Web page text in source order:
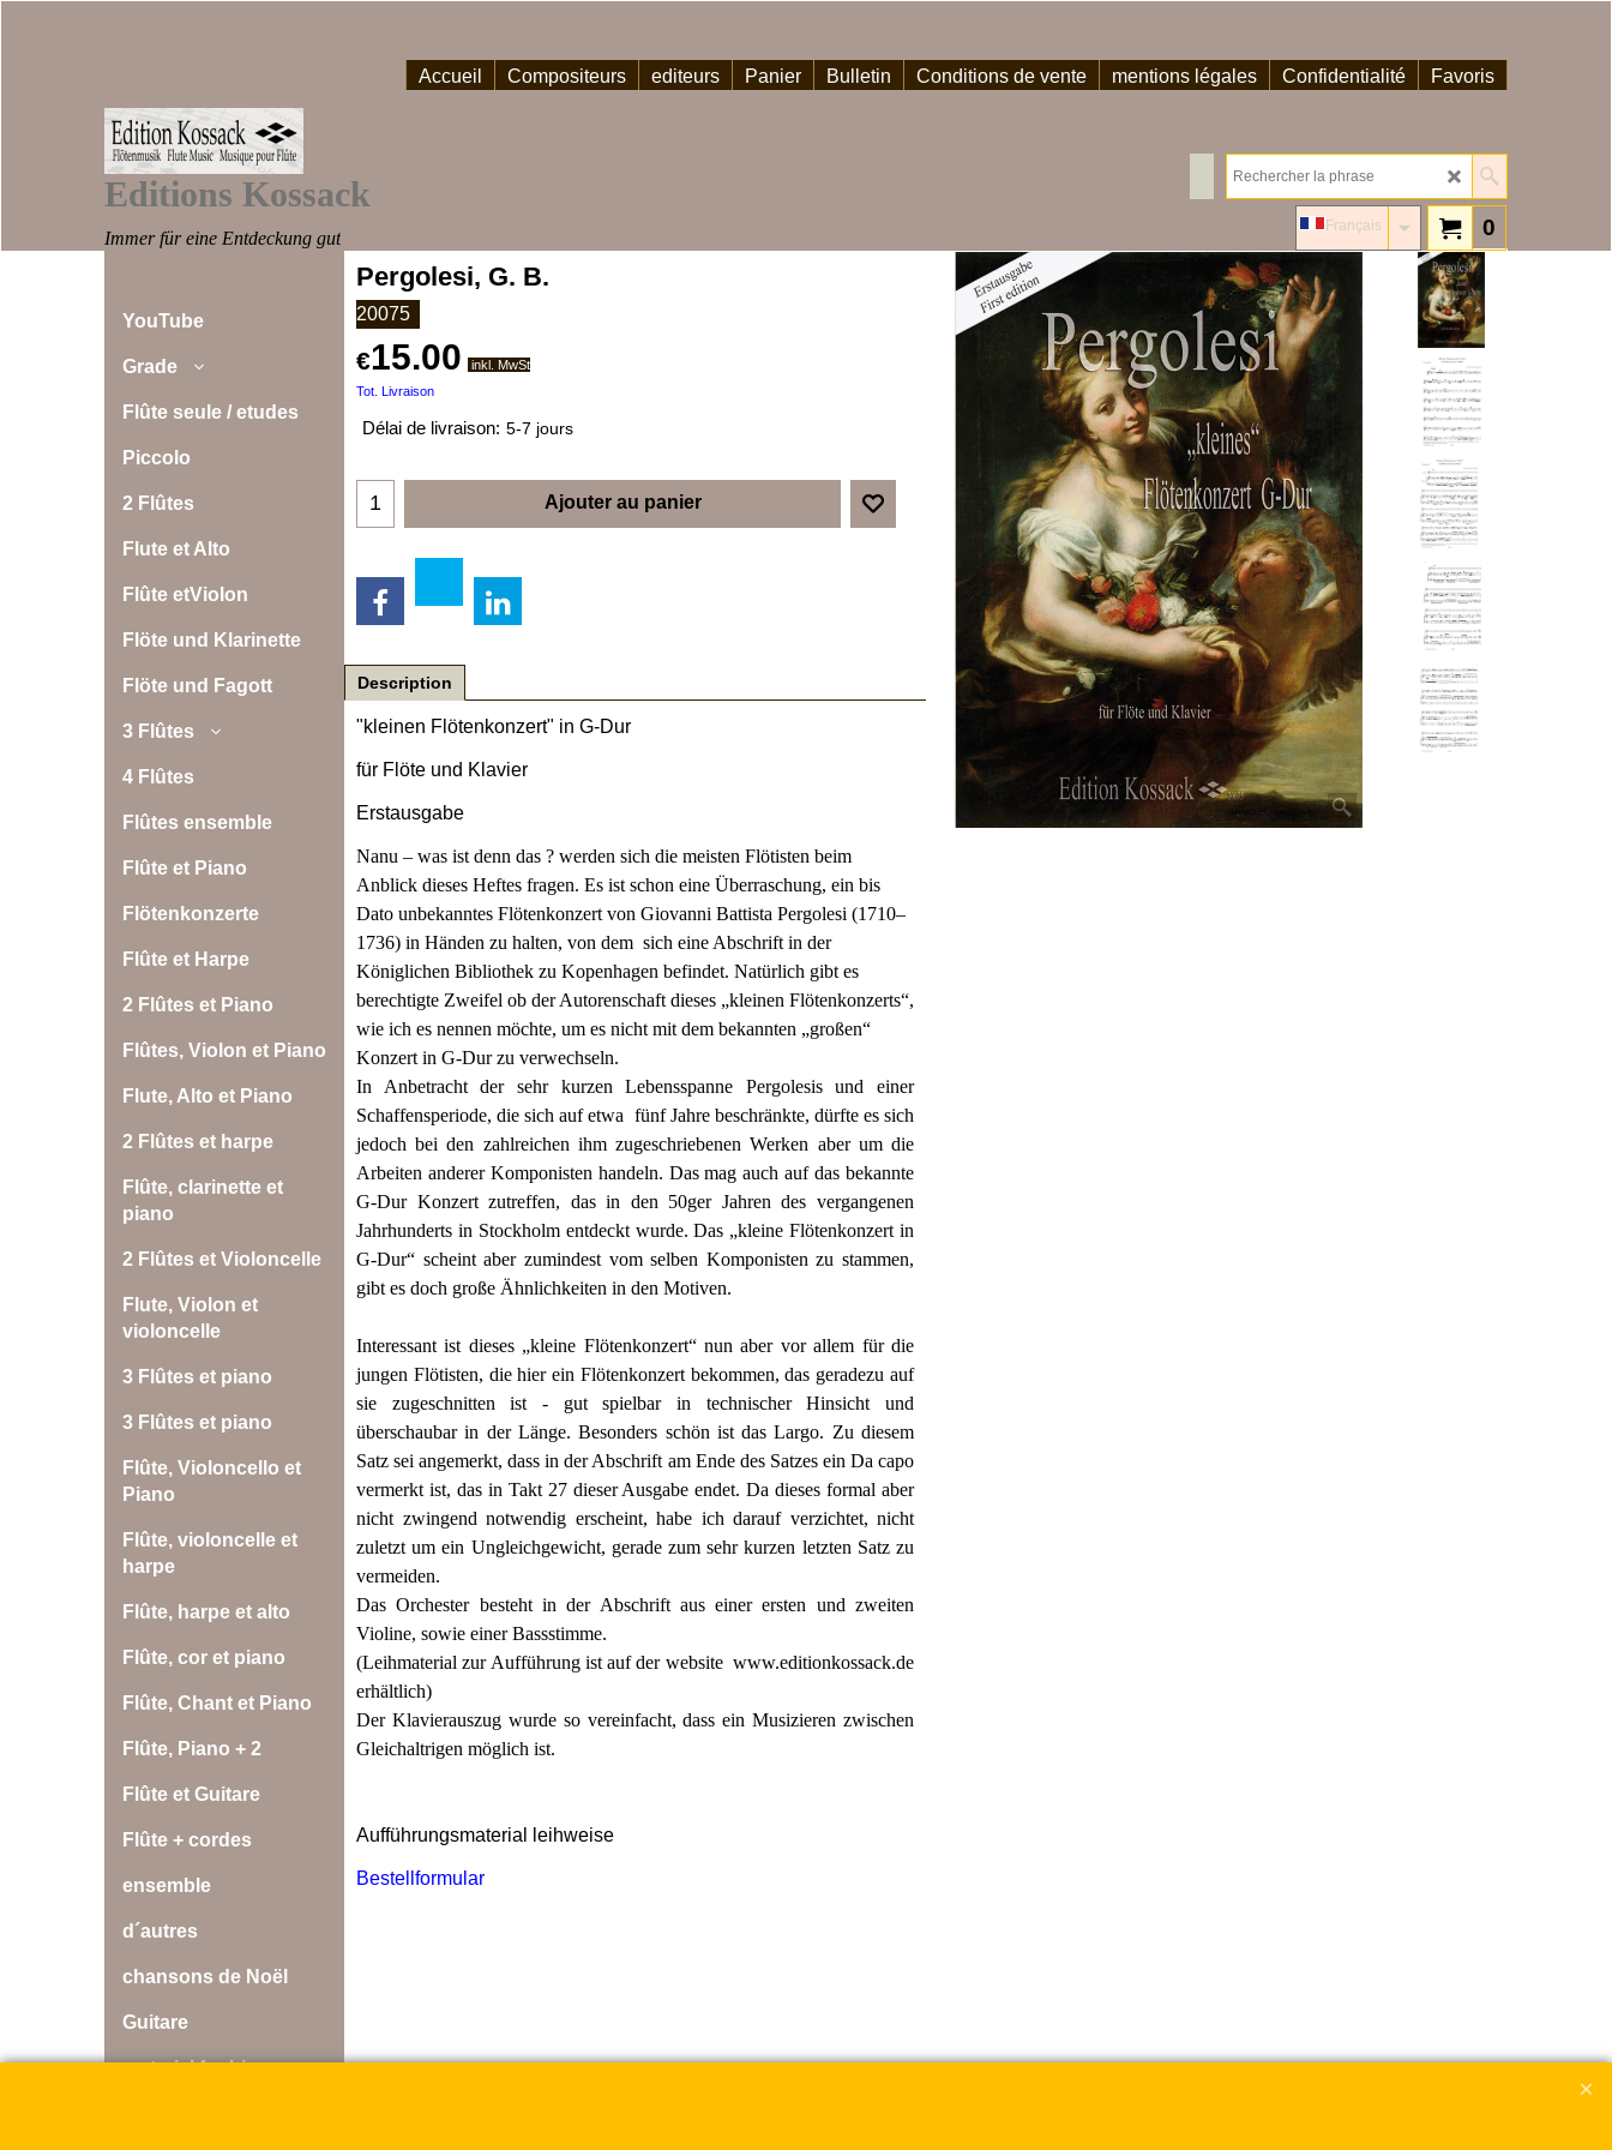
Accueil Compositeurs editeurs Panier Bulletin Conditions de vente mentions légales Confidentialité Favoris
Editions Kossack
Immer für eine Entdeckung gut 0
Français
YouTube
Grade
Flûte seule / etudes
Piccolo
2 Flûtes
Flute et Alto
Flûte etViolon
Flöte und Klarinette
Flöte und Fagott
3 Flûtes
4 Flûtes
Flûtes ensemble
Flûte et Piano
Flötenkonzerte
Flûte et Harpe
2 Flûtes et Piano
Flûtes, Violon et Piano
Flute, Alto et Piano
2 Flûtes et harpe
Flûte, clarinette et
piano
2 Flûtes et Violoncelle
Flute, Violon et
violoncelle
3 Flûtes et piano
3 Flûtes et piano
Flûte, Violoncello et
Piano
Flûte, violoncelle et
harpe
Flûte, harpe et alto
Flûte, cor et piano
Flûte, Chant et Piano
Flûte, Piano + 2
Flûte et Guitare
Flûte + cordes
ensemble
d´autres
chansons de Noël
Guitare
material for hire
Pergolesi, G. B.
20075
€15.00
inkl. MwSt
Tot. Livraison
Délai de livraison: 5-7 jours
Ajouter au panier
Description
"kleinen Flötenkonzert" in G-Dur
für Flöte und Klavier
Erstausgabe
Nanu – was ist denn das ? werden sich die meisten Flötisten beim
Anblick dieses Heftes fragen. Es ist schon eine Überraschung, ein bis
Dato unbekanntes Flötenkonzert von Giovanni Battista Pergolesi (1710–
1736) in Händen zu halten, von dem sich eine Abschrift in der
Königlichen Bibliothek zu Kopenhagen befindet. Natürlich gibt es
berechtigte Zweifel ob der Autorenschaft dieses „kleinen Flötenkonzerts“,
wie ich es nennen möchte, um es nicht mit dem bekannten „großen“
Konzert in G-Dur zu verwechseln.
In Anbetracht der sehr kurzen Lebensspanne Pergolesis und einer
Schaffensperiode, die sich auf etwa fünf Jahre beschränkte, dürfte es sich
jedoch bei den zahlreichen ihm zugeschriebenen Werken aber um die
Arbeiten anderer Komponisten handeln. Das mag auch auf das bekannte
G-Dur Konzert zutreffen, das in den 50ger Jahren des vergangenen
Jahrhunderts in Stockholm entdeckt wurde. Das „kleine Flötenkonzert in
G-Dur“ scheint aber zumindest vom selben Komponisten zu stammen,
gibt es doch große Ähnlichkeiten in den Motiven.
Interessant ist dieses „kleine Flötenkonzert“ nun aber vor allem für die
jungen Flötisten, die hier ein Flötenkonzert bekommen, das geradezu auf
sie zugeschnitten ist - gut spielbar in technischer Hinsicht und
überschaubar in der Länge. Besonders schön ist das Largo. Zu diesem
Satz sei angemerkt, dass in der Abschrift am Ende des Satzes ein Da capo
vermerkt ist, das in Takt 27 dieser Ausgabe endet. Da dieses formal aber
nicht zwingend notwendig erscheint, habe ich darauf verzichtet, nicht
zuletzt um ein Ungleichgewicht, gerade zum sehr kurzen letzten Satz zu
vermeiden.
Das Orchester besteht in der Abschrift aus einer ersten und zweiten
Violine, sowie einer Bassstimme.
(Leihmaterial zur Aufführung ist auf der website www.editionkossack.de
erhältlich)
Der Klavierauszug wurde so vereinfacht, dass ein Musizieren zwischen
Gleichaltrigen möglich ist.
Aufführungsmaterial leihweise
Bestellformular